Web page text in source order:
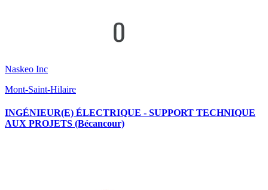
Naskeo Inc
Mont-Saint-Hilaire
INGÉNIEUR(E) ÉLECTRIQUE - SUPPORT TECHNIQUE
AUX PROJETS (Bécancour)